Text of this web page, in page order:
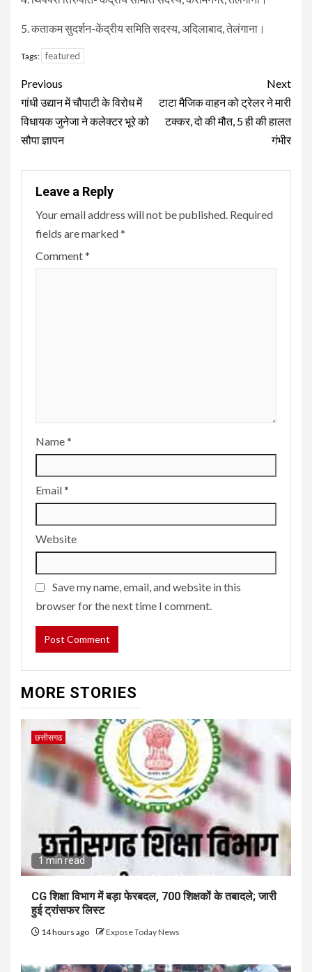
5. कताकम सुदर्शन-केंद्रीय समिति सदस्य, अदिलाबाद, तेलंगाना।
Tags: featured
Continue
Reading
Previous
गांधी उद्यान में चौपाटी के विरोध में
विधायक जुनेजा ने कलेक्टर भूरे को
सौपा ज्ञापन
Next
टाटा मैजिक वाहन को ट्रेलर ने मारी
टक्कर, दो की मौत, 5 ही की हालत
गंभीर
Leave a Reply
Your email address will not be published. Required
fields are marked*
Comment*
Name*
Email*
Website
Save my name, email, and website in this
browser for the next time I comment.
MORE STORIES
छत्तीसगढ
1 min read
CG शिक्षा विभाग में बड़ा फेरबदल, 700 शिक्षकों के तबादले; जारी
हुई ट्रांसफर लिस्ट
14 hours ago Expose Today News